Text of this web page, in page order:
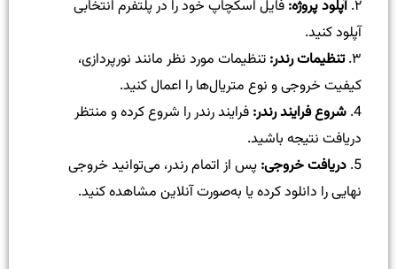
۲. آپلود پروژه: فایل اسکچاپ خود را در پلتفرم انتخابی
آپلود کنید.
۳. تنظیمات رندر: تنظیمات مورد نظر مانند نورپردازی،
کیفیت خروجی و نوع متریال‌ها را اعمال کنید.
4. شروع فرایند رندر: فرایند رندر را شروع کرده و منتظر
دریافت نتیجه باشید.
5. دریافت خروجی: پس از اتمام رندر، می‌توانید خروجی
نهایی را دانلود کرده یا به‌صورت آنلاین مشاهده کنید.